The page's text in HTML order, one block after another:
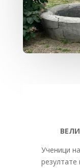
Ученици
резултате